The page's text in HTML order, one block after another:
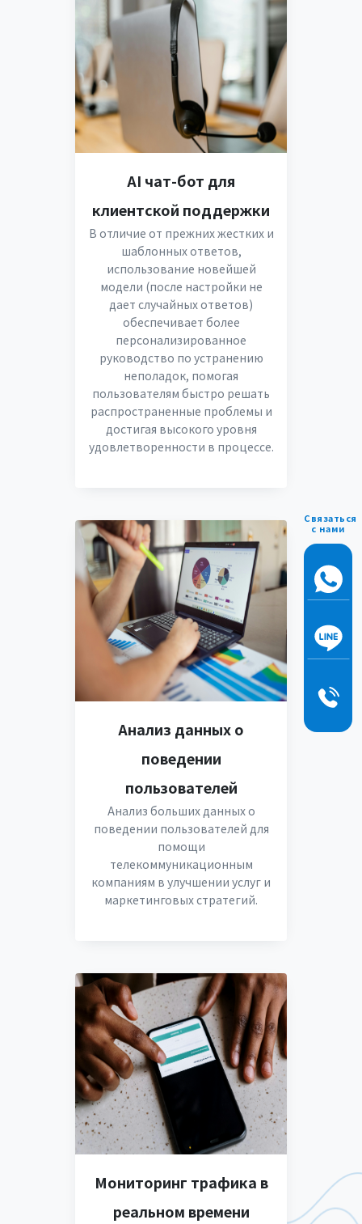
AI чат-бот для
клиентской поддержки
В отличие от прежних жестких и
шаблонных ответов,
использование новейшей
модели (после настройки не
дает случайных ответов)
обеспечивает более
персонализированное
руководство по устранению
неполадок, помогая
пользователям быстро решать
распространенные проблемы и
достигая высокого уровня
удовлетворенности в процессе.
Анализ данных о
поведении
пользователей
Анализ больших данных о
поведении пользователей для
помощи
телекоммуникационным
компаниям в улучшении услуг и
маркетинговых стратегий.
Мониторинг трафика в
реальном времени
Связаться
с нами